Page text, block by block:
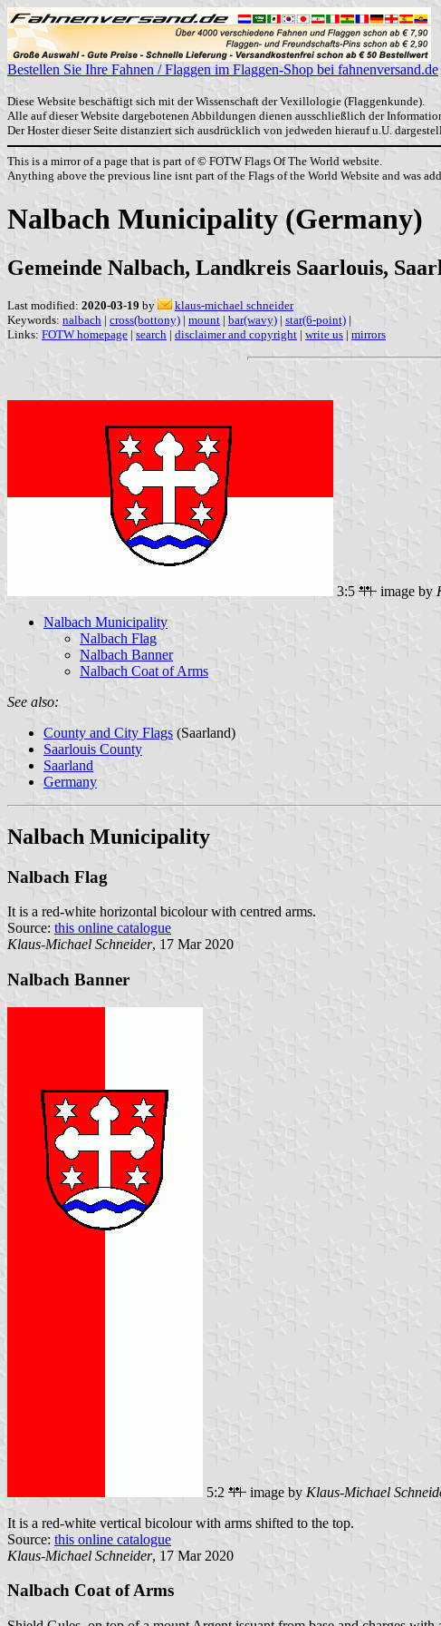
Bestellen Sie Ihre Fahnen / Flaggen im Flaggen-Shop bei fahnenversand.de
Diese Website beschäftigt sich mit der Wissenschaft der Vexillologie (Flaggenkunde).
Alle auf dieser Website dargebotenen Abbildungen dienen ausschließlich der
Der Hoster dieser Seite distanziert sich ausdrücklich von jedweden hierauf u.U.
This is a mirror of a page that is part of © FOTW Flags Of The World website.
Anything above the previous line isnt part of the Flags of the World Website and was
Nalbach Municipality (Germany)
Gemeinde Nalbach, Landkreis Saarlouis,
Last modified: 2020-03-19 by
klaus-michael schneider
Keywords: nalbach | cross(bottony) | mount | bar(wavy) | star(6-point) |
Links: FOTW homepage | search | disclaimer and copyright | write us | mirrors
3:5 image by
Nalbach Municipality
Nalbach Flag
Nalbach Banner
Nalbach Coat of Arms
See also:
County and City Flags (Saarland)
Saarlouis County
Saarland
Germany
Nalbach Municipality
Nalbach Flag
It is a red-white horizontal bicolour with centred arms.
Source: this online catalogue
Klaus-Michael Schneider, 17 Mar 2020
Nalbach Banner
5:2 image by Klaus-Michael
It is a red-white vertical bicolour with arms shifted to the top.
Source: this online catalogue
Klaus-Michael Schneider, 17 Mar 2020
Nalbach Coat of Arms